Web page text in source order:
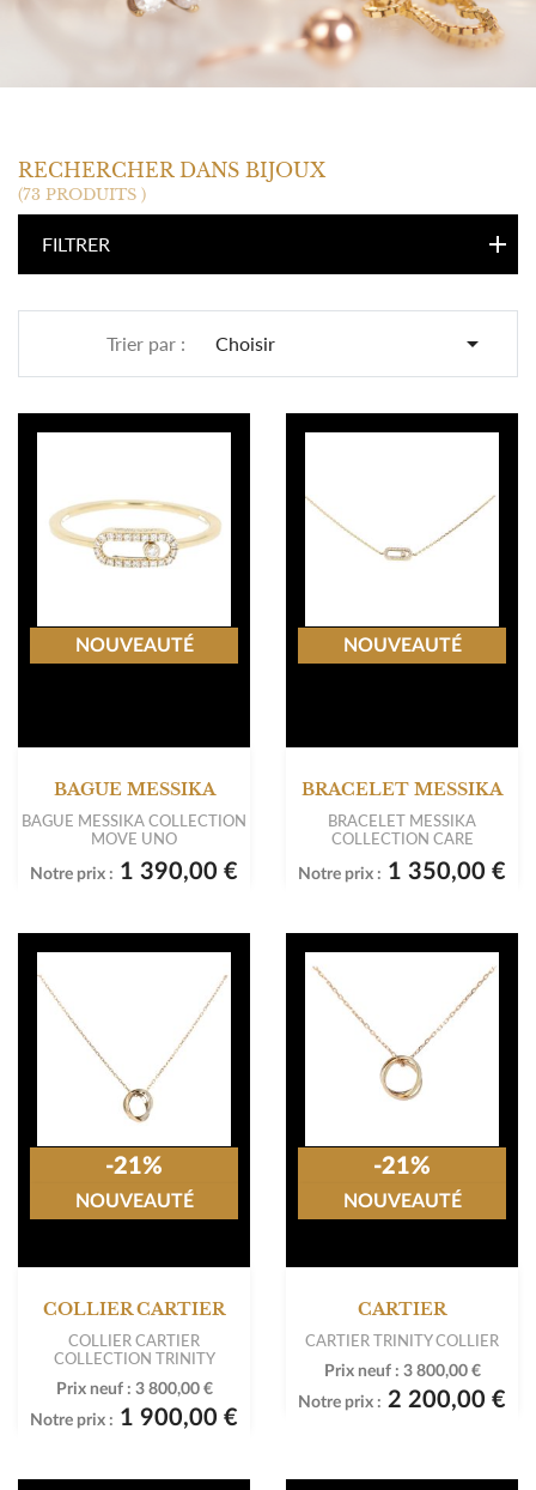
RECHERCHER DANS BIJOUX
(73 PRODUITS )
FILTRER
Trier par : Choisir 
BAGUE MESSIKA
BAGUE MESSIKA COLLECTION
MOVE UNO
Notre prix : 1 390,00 €
NOUVEAUTÉ
BRACELET MESSIKA
BRACELET MESSIKA
COLLECTION CARE
Notre prix : 1 350,00 €
NOUVEAUTÉ
COLLIER CARTIER
COLLIER CARTIER
COLLECTION TRINITY
Prix neuf : 3 800,00 €
Notre prix : 1 900,00 €
-21%
NOUVEAUTÉ
CARTIER
CARTIER TRINITY COLLIER
Prix neuf : 3 800,00 €
Notre prix : 2 200,00 €
-21%
NOUVEAUTÉ